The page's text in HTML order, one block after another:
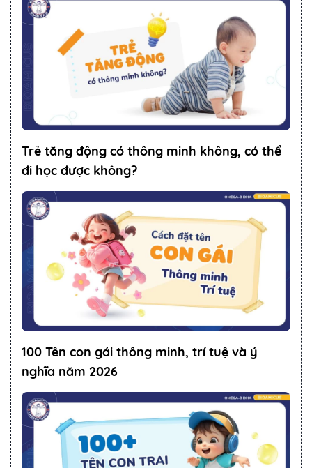
Trẻ tăng động có thông minh không, có thể
đi học được không?
100 Tên con gái thông minh, trí tuệ và ý
nghĩa năm 2026